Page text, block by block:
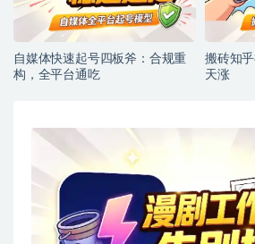
自媒体快速起号四板斧：合规重
构，全平台通吃
搬砖知
天涨